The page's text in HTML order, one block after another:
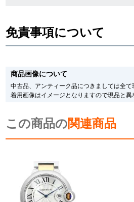
買取サロン
GINZA RASIN公
WEBマガジン
SNS・動
For Overseas
商品画像について
中古品、アンティーク品につきましては全て
着用画像はイメージとなりますので現品と異
この商品の関連商品
免責事項について
メーカー保護シールの有無に個体差がござい
また、メーカーにてマイナーチェンジがなさ
の仕様で販売させていただきますので予めご
尚、中古品、アンティーク品につきましては
ます。
の掲載を控えております。
※当店では店頭販売も行っております為、サ
間差で在庫切れになる場合がございます。
予めご了承くださいませ。
また、ご来店にてご購入を希望される場合に
メールにてお問い合わせいただけますようお願